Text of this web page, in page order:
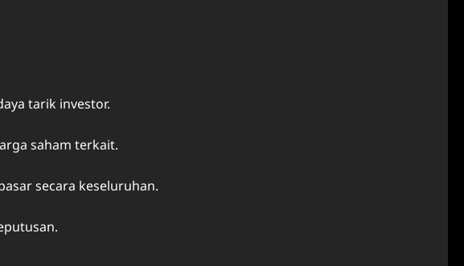
tarik investor.
saham terkait.
secara keseluruhan.